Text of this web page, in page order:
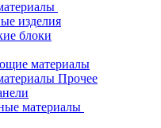
изделия
блоки
материалы
Прочее
материалы